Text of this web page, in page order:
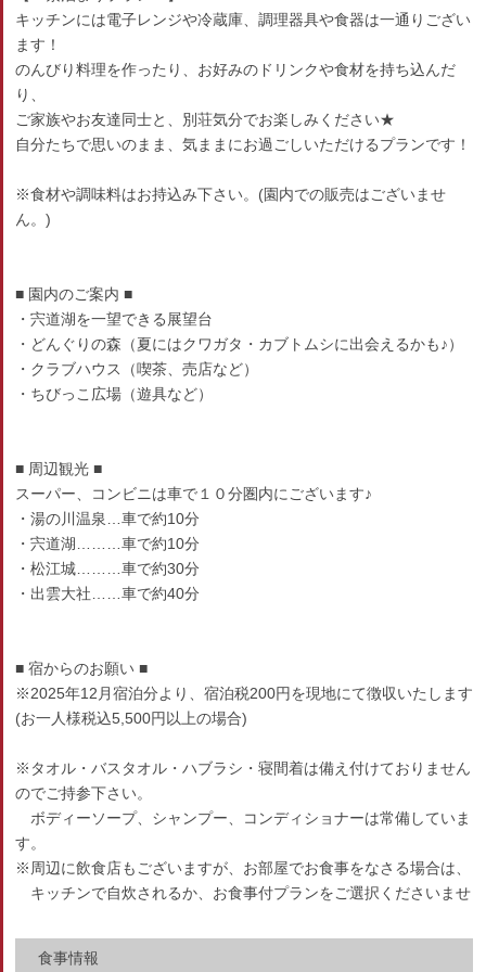
キッチンには電子レンジや冷蔵庫、調理器具や食器は一通りござい
ます！
のんびり料理を作ったり、お好みのドリンクや食材を持ち込んだ
り、
ご家族やお友達同士と、別荘気分でお楽しみください★
自分たちで思いのまま、気ままにお過ごしいただけるプランです！
※食材や調味料はお持込み下さい。(園内での販売はございませ
ん。)
■ 園内のご案内 ■
・宍道湖を一望できる展望台
・どんぐりの森（夏にはクワガタ・カブトムシに出会えるかも♪）
・クラブハウス（喫茶、売店など）
・ちびっこ広場（遊具など）
■ 周辺観光 ■
スーパー、コンビニは車で１０分圏内にございます♪
・湯の川温泉…車で約10分
・宍道湖………車で約10分
・松江城………車で約30分
・出雲大社……車で約40分
■ 宿からのお願い ■
※2025年12月宿泊分より、宿泊税200円を現地にて徴収いたします
(お一人様税込5,500円以上の場合)
※タオル・バスタオル・ハブラシ・寝間着は備え付けておりません
のでご持参下さい。
ボディーソープ、シャンプー、コンディショナーは常備していま
す。
※周辺に飲食店もございますが、お部屋でお食事をなさる場合は、
キッチンで自炊されるか、お食事付プランをご選択くださいませ
食事情報